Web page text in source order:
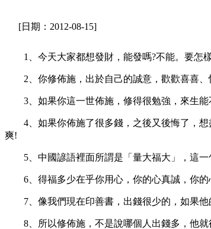
[日期：2012-08-15]
1、今天大家都想發財，能發嗎?不能。要怎樣
2、你修佈施，出於自己的誠意，歡歡喜喜、
3、如果你這一世佈施，修得很勉強，來生能
4、如果你佈施了很多錢，之後又後悔了，想
爽!
5、中國諺語裡面所謂是「量大福大」，這一
6、得福多少在乎你用心，你的心真誠，你的
7、像我們現在印善書，出錢很少的，如果他
8、所以修佈施，不是說哪個人出錢多，他就